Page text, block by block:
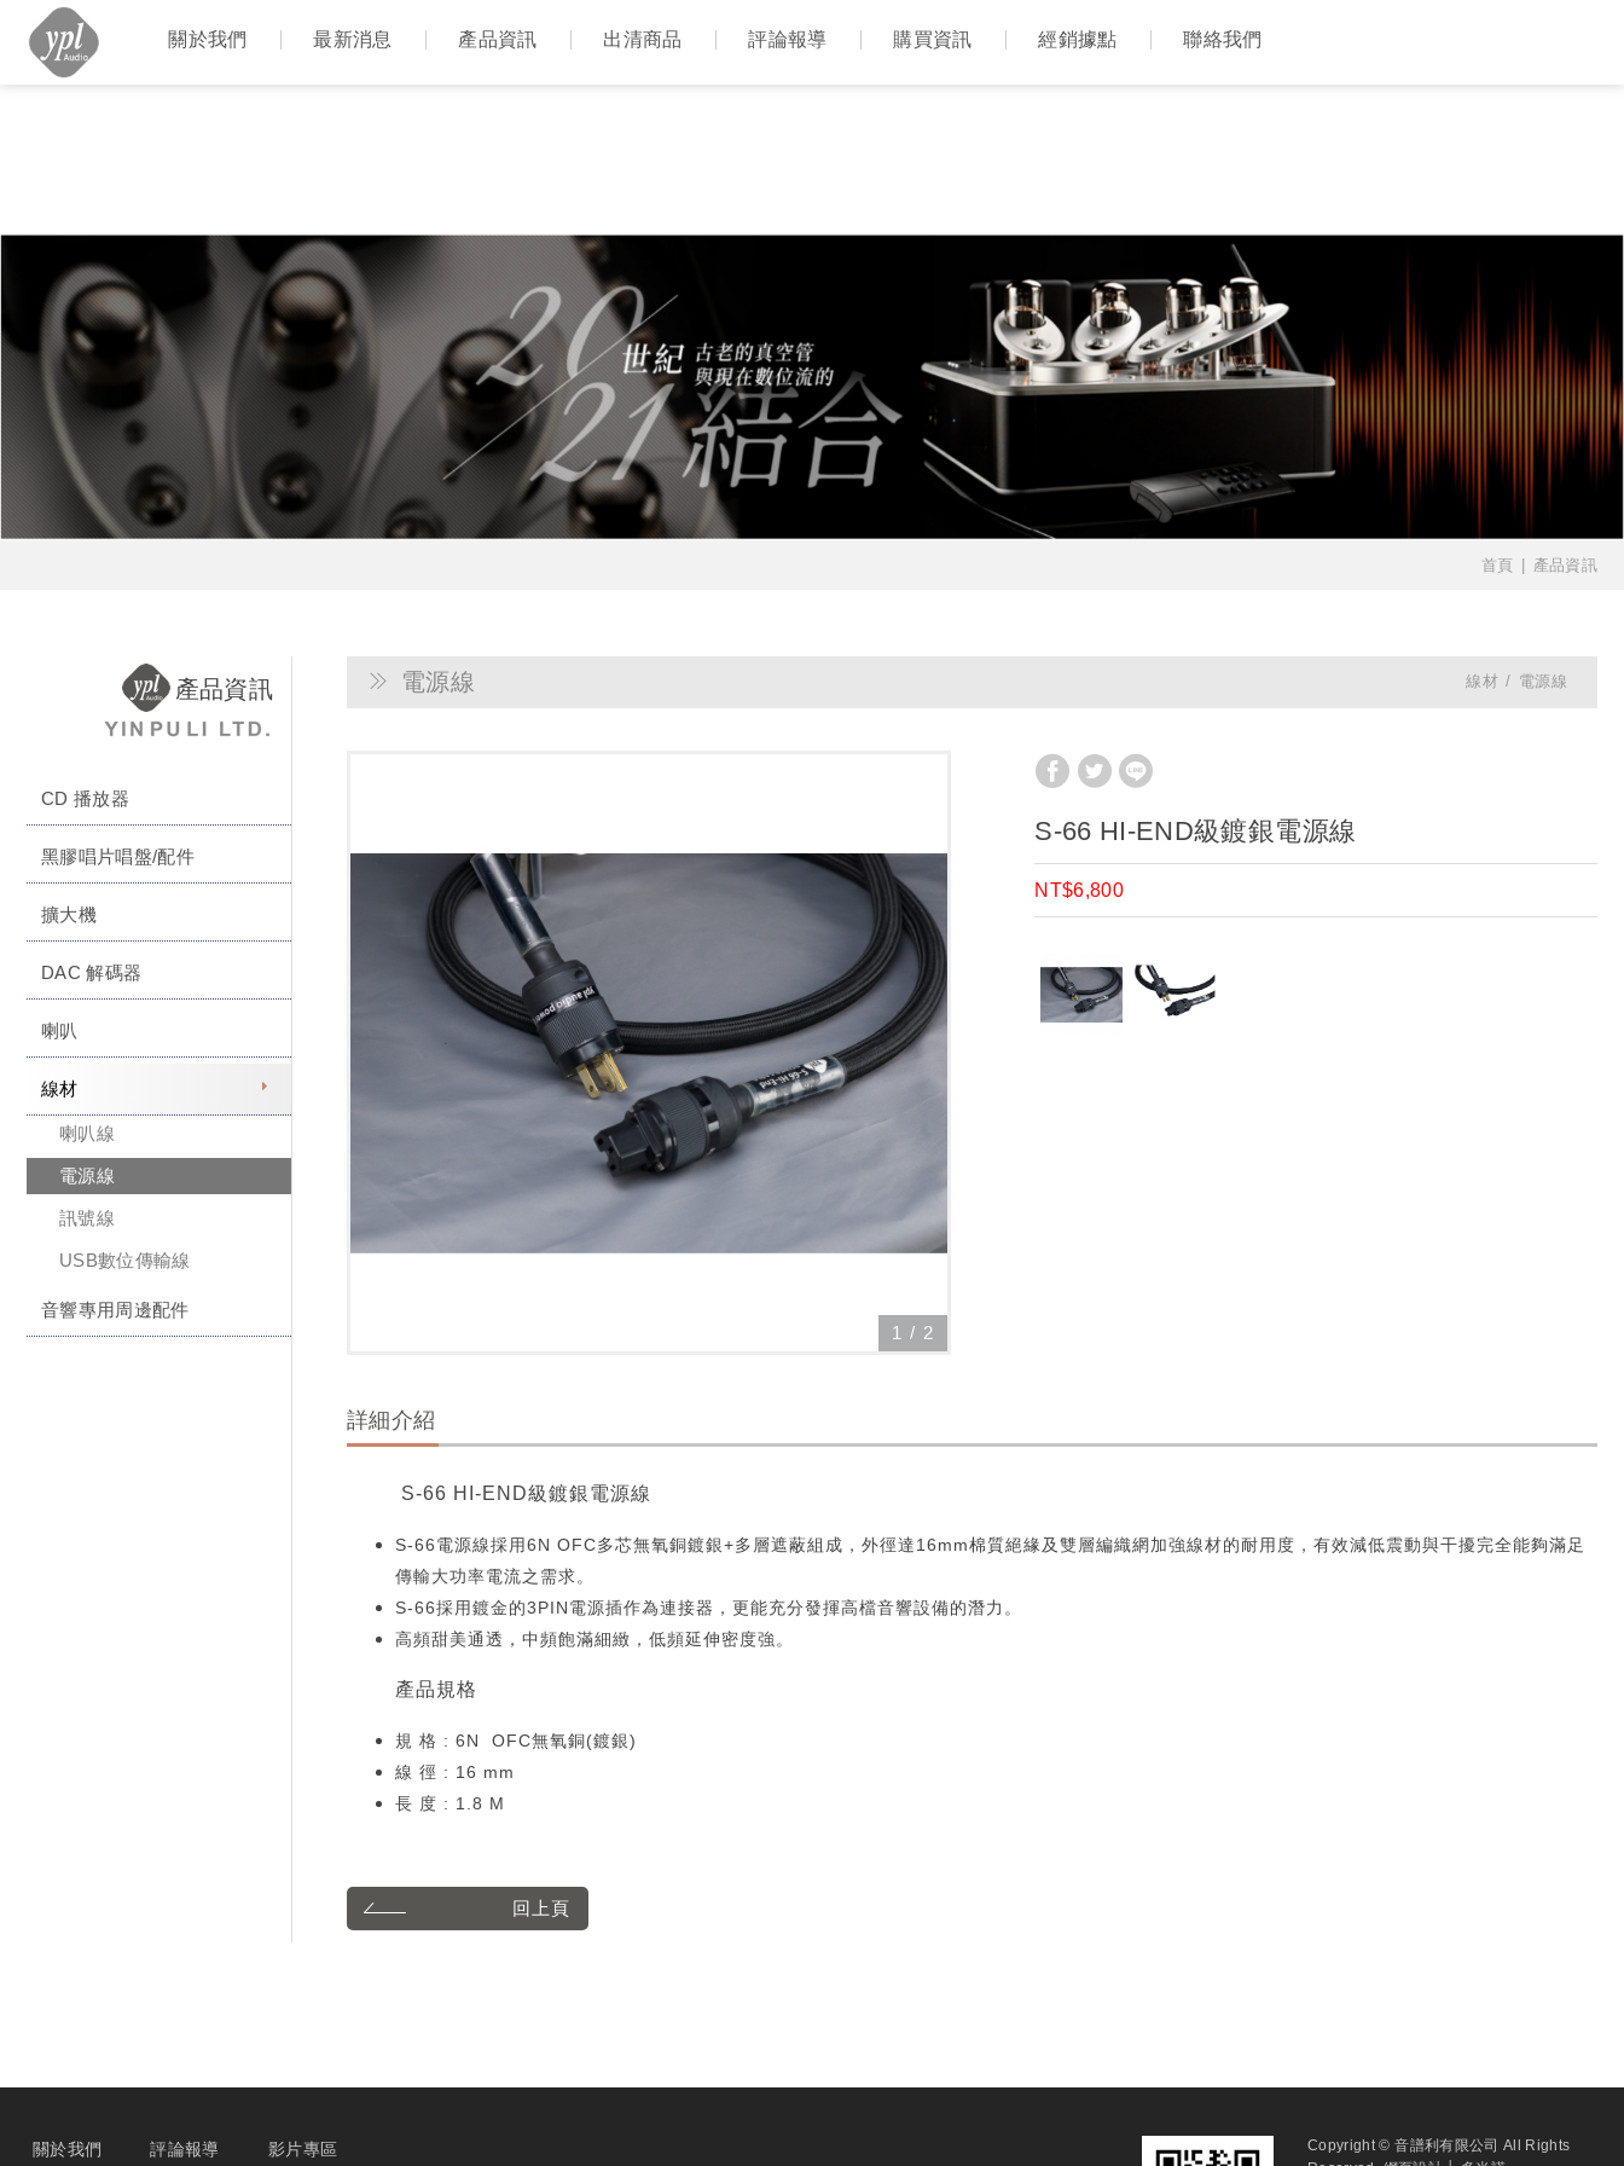
NT$6,800" />
關於我們
最新消息 產品資訊 出清商品 評論報導 購買資訊 經銷據點 聯絡我們
首頁 產品資訊
產品資訊
CD 播放器
黑膠唱片唱盤/配件
擴大機
DAC 解碼器
喇叭
線材
喇叭線
電源線
訊號線
USB數位傳輸線
音響專用周邊配件
電源線 線材 電源線
S-66 HI-END級鍍銀電源線
NT$6,800
1 / 2
詳細介紹
S-66 HI-END級鍍銀電源線
S-66電源線採用6N OFC多芯無氧銅鍍銀+多層遮蔽組成，外徑達16mm棉質絕緣及雙層編織網加強線材的耐用度，有效減低震動與干擾完全能夠滿足
傳輸大功率電流之需求。
S-66採用鍍金的3PIN電源插作為連接器，更能充分發揮高檔音響設備的潛力。
高頻甜美通透，中頻飽滿細緻，低頻延伸密度強。
產品規格
規 格 : 6N OFC無氧銅(鍍銀)
線 徑 : 16 mm
長 度 : 1.8 M
回上頁
關於我們 評論報導 影片專區
Copyright © 音譜利有限公司 All Rights